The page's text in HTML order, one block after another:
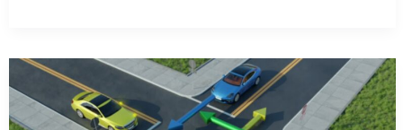
voor
grote
verbazing
bij
velen!